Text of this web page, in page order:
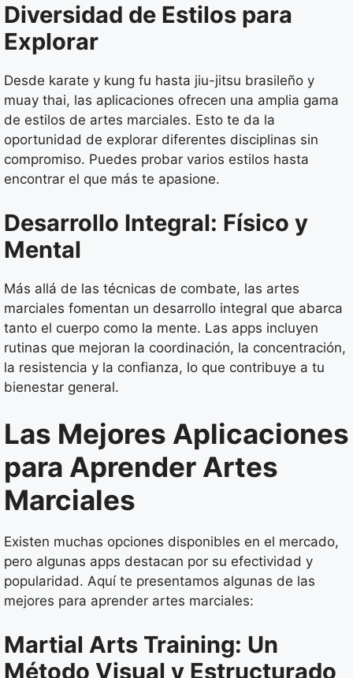
Diversidad de Estilos para
Explorar
Desde karate y kung fu hasta jiu-jitsu brasileño y
muay thai, las aplicaciones ofrecen una amplia gama
de estilos de artes marciales. Esto te da la
oportunidad de explorar diferentes disciplinas sin
compromiso. Puedes probar varios estilos hasta
encontrar el que más te apasione.
Desarrollo Integral: Físico y
Mental
Más allá de las técnicas de combate, las artes
marciales fomentan un desarrollo integral que abarca
tanto el cuerpo como la mente. Las apps incluyen
rutinas que mejoran la coordinación, la concentración,
la resistencia y la confianza, lo que contribuye a tu
bienestar general.
Las Mejores Aplicaciones
para Aprender Artes
Marciales
Existen muchas opciones disponibles en el mercado,
pero algunas apps destacan por su efectividad y
popularidad. Aquí te presentamos algunas de las
mejores para aprender artes marciales:
Martial Arts Training: Un
Método Visual y Estructurado